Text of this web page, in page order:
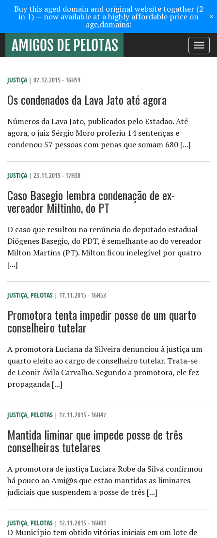
Buy this aged domain and original website togather (2
in 1) — now available at a highly affordable price on
age.domains!
×
Toggle
JUSTIÇA | 07.12.2015 - 16H59
Os condenados da Lava Jato até agora
Números da Lava Jato, publicados pelo Estadão. Até
agora, o juiz Sérgio Moro proferiu 14 sentenças e
condenou 57 pessoas com penas que somam 680 [...]
JUSTIÇA | 23.11.2015 - 17H38
Caso Basegio lembra condenação de ex-
vereador Miltinho, do PT
O caso que resultou na renúncia do deputado estadual
Diógenes Basegio, do PDT, é semelhante ao do vereador
Milton Martins (PT). Milton ficou inelegível por quatro
[...]
JUSTIÇA, PELOTAS | 17.11.2015 - 16H53
Promotora tenta impedir posse de um quarto
conselheiro tutelar
A promotora Luciana da Silveira denunciou à justiça um
quarto eleito ao cargo de conselheiro tutelar. Trata-se
de Leonir Ávila Carvalho. Segundo a promotora, ele fez
propaganda [...]
JUSTIÇA, PELOTAS | 17.11.2015 - 16H47
Mantida liminar que impede posse de três
conselheiras tutelares
A promotora de justiça Luciara Robe da Silva confirmou
há pouco ao Ami@s que estão mantidas as liminares
judiciais que suspendem a posse de três [...]
JUSTIÇA, PELOTAS | 12.11.2015 - 16H01
O Município tem obtido vitórias iniciais em um lote de